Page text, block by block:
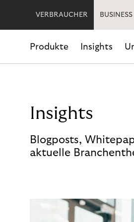
VERBRAUCHER BUSINESS
Produkte Insights
Insights
Blogposts,
aktuelle